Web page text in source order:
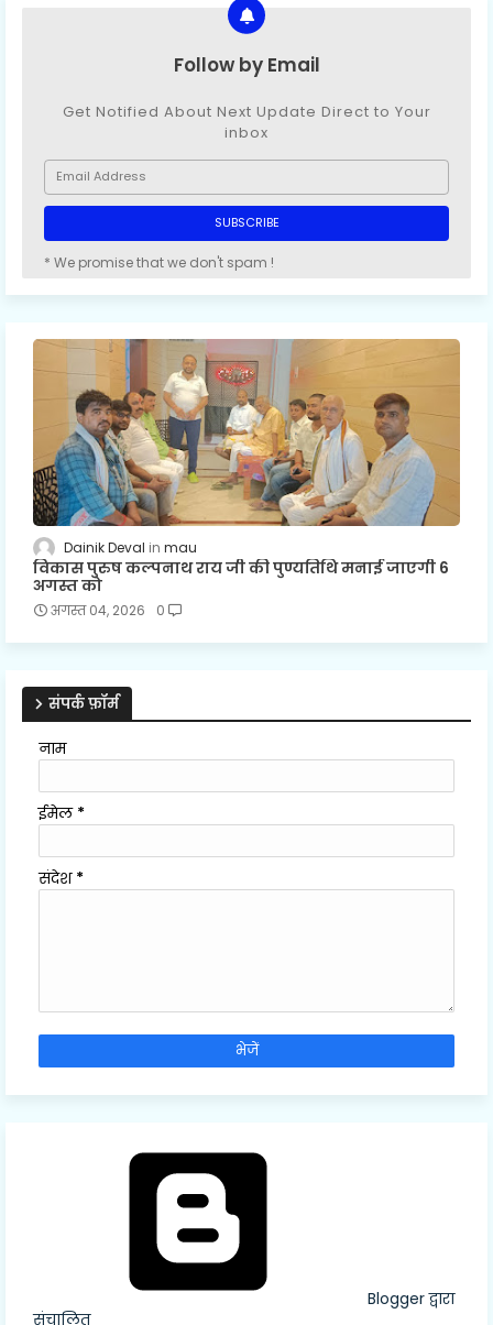
Follow by Email
Get Notified About Next Update Direct to Your
inbox
* We promise that we don't spam !
Dainik Deval mau
विकास पुरुष कल्पनाथ राय जी की पुण्यतिथि मनाई जाएगी 6
अगस्त को
अगस्त 04, 2026 0
संपर्क फ़ॉर्म
नाम
ईमेल *
संदेश *
Blogger द्वारा
संचालित